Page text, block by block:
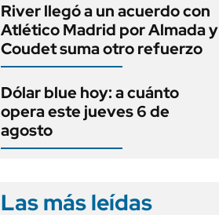
River llegó a un acuerdo con
Atlético Madrid por Almada y
Coudet suma otro refuerzo
Dólar blue hoy: a cuánto
opera este jueves 6 de
agosto
Las más leídas